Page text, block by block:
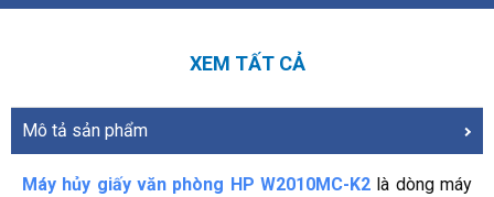
XEM TẤT CẢ
Mô tả sản phẩm
Máy hủy giấy văn phòng HP W2010MC-K2 là dòng máy